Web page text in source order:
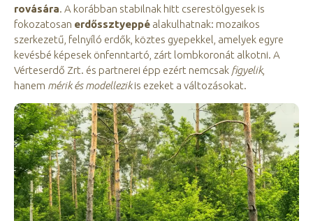
rovására. A korábban stabilnak hitt cserestölgyesek is
fokozatosan erdőssztyeppé alakulhatnak: mozaikos
szerkezetű, felnyíló erdők, köztes gyepekkel, amelyek egyre
kevésbé képesek önfenntartó, zárt lombkoronát alkotni. A
Vérteserdő Zrt. és partnerei épp ezért nemcsak figyelik,
hanem mérik és modellezikis ezeket a változásokat.